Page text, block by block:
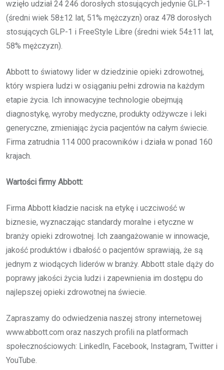
wzięło udział 24 246 dorosłych stosujących jedynie GLP-1
(średni wiek 58±12 lat, 51% mężczyzn) oraz 478 dorosłych
stosujących GLP-1 i FreeStyle Libre (średni wiek 54±11 lat,
58% mężczyzn).
Abbott to światowy lider w dziedzinie opieki zdrowotnej,
który wspiera ludzi w osiąganiu pełni zdrowia na każdym
etapie życia. Ich innowacyjne technologie obejmują
diagnostykę, wyroby medyczne, produkty odżywcze i leki
generyczne, zmieniając życia pacjentów na całym świecie.
Firma zatrudnia 114 000 pracowników i działa w ponad 160
krajach.
Wartości firmy Abbott:
Firma Abbott kładzie nacisk na etykę i uczciwość w
biznesie, wyznaczając standardy moralne i etyczne w
branży opieki zdrowotnej. Ich zaangażowanie w innowacje,
jakość produktów i dbałość o pacjentów sprawiają, że są
jednym z wiodących liderów w branży. Abbott stale dąży do
poprawy jakości życia ludzi i zapewnienia im dostępu do
najlepszej opieki zdrowotnej na świecie.
Zapraszamy do odwiedzenia naszej strony internetowej
www.abbott.com oraz naszych profili na platformach
społecznościowych: LinkedIn, Facebook, Instagram, Twitter i
YouTube.